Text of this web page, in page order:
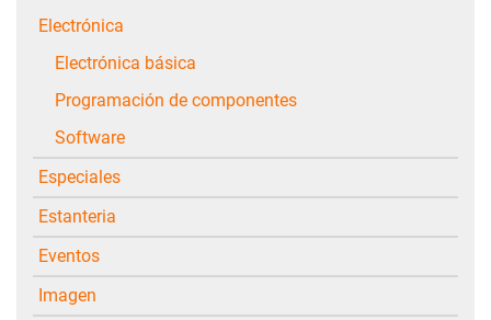
Electrónica
Electrónica básica
Programación de componentes
Software
Especiales
Estanteria
Eventos
Imagen